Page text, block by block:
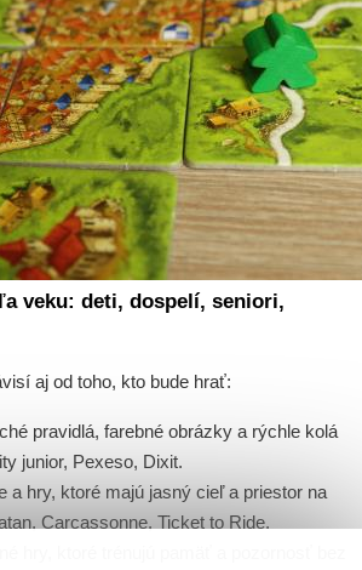
veku: deti, dospelí, seniori,
aj od toho, kto bude hrať:
pravidlá, farebné obrázky a rýchle kolá
junior, Pexeso, Dixit.
a hry, ktoré majú jasný cieľ a priestor na
Carcassonne, Ticket to Ride.